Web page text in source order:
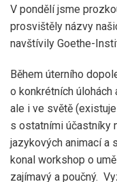
V pondělí jsme
prosvištěly názvy
navštívily Goethe-
Během úterního
o konkrétních
ale i ve světě
s ostatními účastníky
jazykových animací a
konal workshop o
zajímavý a poučný.